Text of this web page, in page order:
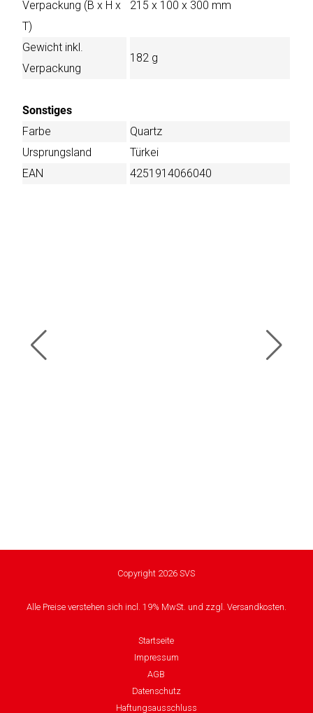
Verpackung (B x H x
T)
215 x 100 x 300 mm
Gewicht inkl.
Verpackung
182 g
Sonstiges
Farbe
Quartz
Ursprungsland
Türkei
EAN
4251914066040
Copyright 2026 SVS
Alle Preise verstehen sich incl. 19% MwSt. und zzgl. Versandkosten.
Startseite
Impressum
AGB
Datenschutz
Haftungsausschluss